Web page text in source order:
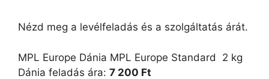
Nézd meg a levélfeladás és a szolgáltatás árát.
MPL Europe Dánia MPL Europe Standard  2 kg 
Dánia feladás ára: 7 200 Ft